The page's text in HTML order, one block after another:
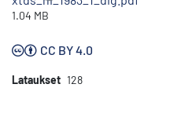
1.04 MB
CC BY 4.0
Lataukset 128